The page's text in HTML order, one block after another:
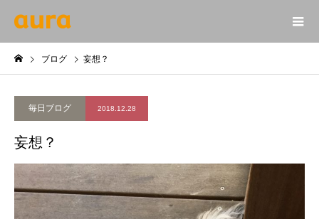
ブログ 妄想？
毎日ブログ 2018.12.28
妄想？